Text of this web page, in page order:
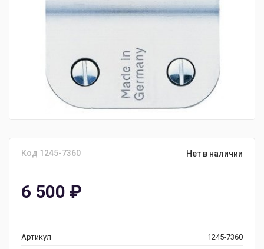
Код 1245-7360 Нет в наличии
6 500 ₽
Артикул
1245-7360